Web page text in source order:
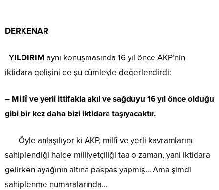
DERKENAR
YILDIRIM aynı konuşmasında 16 yıl önce AKP’nin
iktidara gelişini de şu cümleyle değerlendirdi:
– Millî ve yerli ittifakla akıl ve sağduyu 16 yıl önce olduğu
gibi bir kez daha bizi iktidara taşıyacaktır.
Öyle anlaşılıyor ki AKP, millî ve yerli kavramlarını
sahiplendiği halde milliyetçiliği taa o zaman, yani iktidara
gelirken ayağının altına paspas yapmış… Ama şimdi
sahiplenme numaralarında…